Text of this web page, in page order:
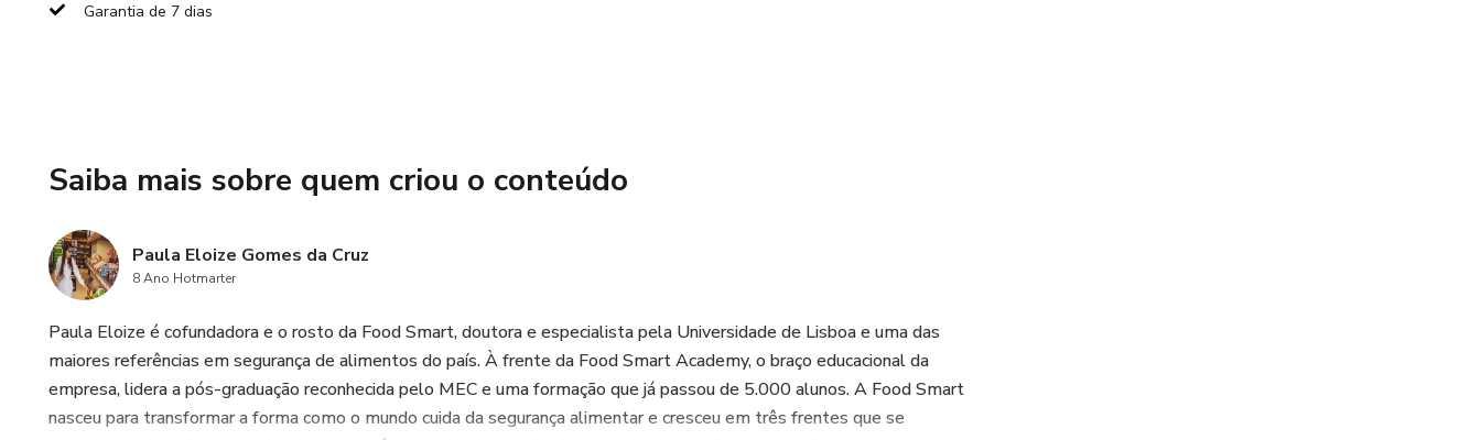
Garantia de 7 dias
Saiba mais sobre quem criou o conteúdo
Paula Eloize Gomes da Cruz
8 Ano Hotmarter
Paula Eloize é cofundadora e o rosto da Food Smart, doutora e especialista pela Universidade de Lisboa e uma das
maiores referências em segurança de alimentos do país. À frente da Food Smart Academy, o braço educacional da
empresa, lidera a pós-graduação reconhecida pelo MEC e uma formação que já passou de 5.000 alunos. A Food Smart
nasceu para transformar a forma como o mundo cuida da segurança alimentar e cresceu em três frentes que se